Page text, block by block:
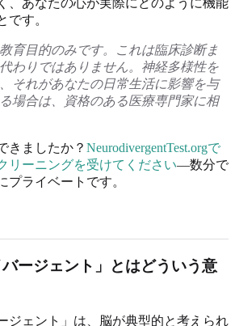
、あなたの心が実際にどのように機能
です。
育目的のみです。これは臨床診断ま
わりではありません。神経多様性を
それがあなたの日常生活に影響を与
場合は、資格のある医療専門家に相
きましたか？ NeurodivergentTest.orgで
リーニングを受けてください—数分で
プライベートです。
バージェント」とはどういう意
ジェント」は、脳が典型的と考えられ